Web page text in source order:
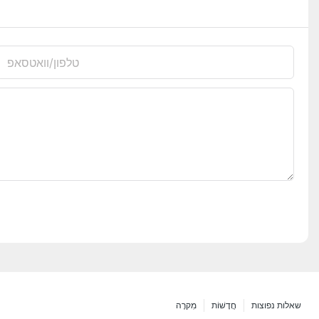
טלפון/וואטסאפ
שאלות נפוצות חֲדָשׁוֹת מִקרֶה